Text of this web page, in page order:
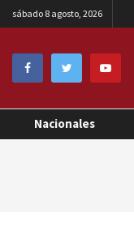
sábado 8 agosto, 2026
Nacionales